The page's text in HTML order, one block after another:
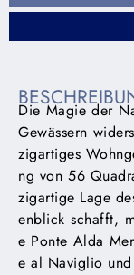
Die Magie der
Gewässern
zigartiges
ng von 56
zigartige Lage
enblick schafft,
e Ponte Alda
e al Naviglio